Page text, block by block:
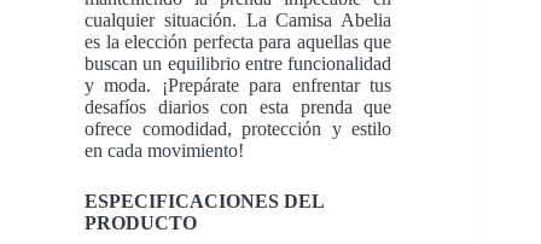
cualquier situación. La Camisa Abelia
es la elección perfecta para aquellas que
buscan un equilibrio entre funcionalidad
y moda. ¡Prepárate para enfrentar tus
desafíos diarios con esta prenda que
ofrece comodidad, protección y estilo
en cada movimiento!
ESPECIFICACIONES DEL
PRODUCTO